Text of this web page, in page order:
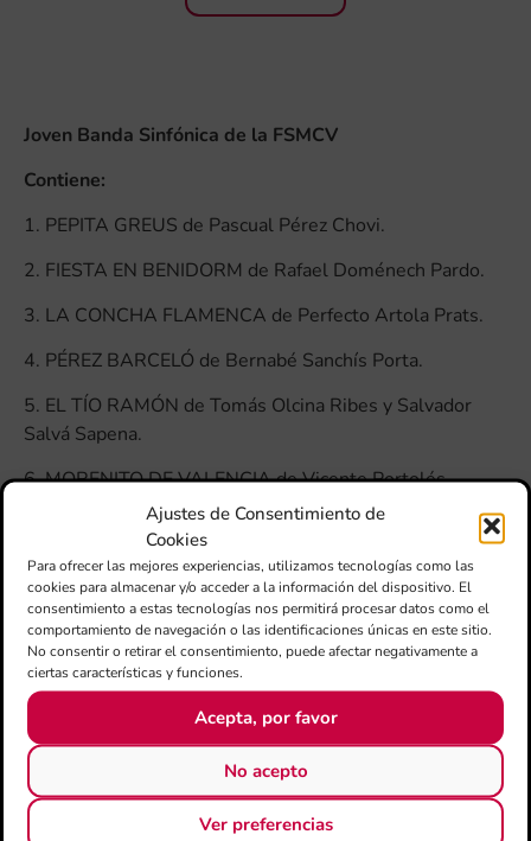
Ajustes de Consentimiento de
Cookies
Para ofrecer las mejores experiencias, utilizamos tecnologías como las
cookies para almacenar y/o acceder a la información del dispositivo. El
consentimiento a estas tecnologías nos permitirá procesar datos como el
comportamiento de navegación o las identificaciones únicas en este sitio.
No consentir o retirar el consentimiento, puede afectar negativamente a
ciertas características y funciones.
Acepta, por favor
No acepto
Ver preferencias
Joven Banda Sinfónica de la FSMCV
Contiene:
1. PEPITA GREUS de Pascual Pérez Chovi.
2. FIESTA EN BENIDORM de Rafael Doménech Pardo.
3. LA CONCHA FLAMENCA de Perfecto Artola Prats.
4. PÉREZ BARCELÓ de Bernabé Sanchís Porta.
5. EL TÍO RAMÓN de Tomás Olcina Ribes y Salvador
Salvá Sapena.
6. MORENITO DE VALENCIA de Vicente Portolés
Lidón Valer Cabaleiro
¡Escucha este CD en Spotify!